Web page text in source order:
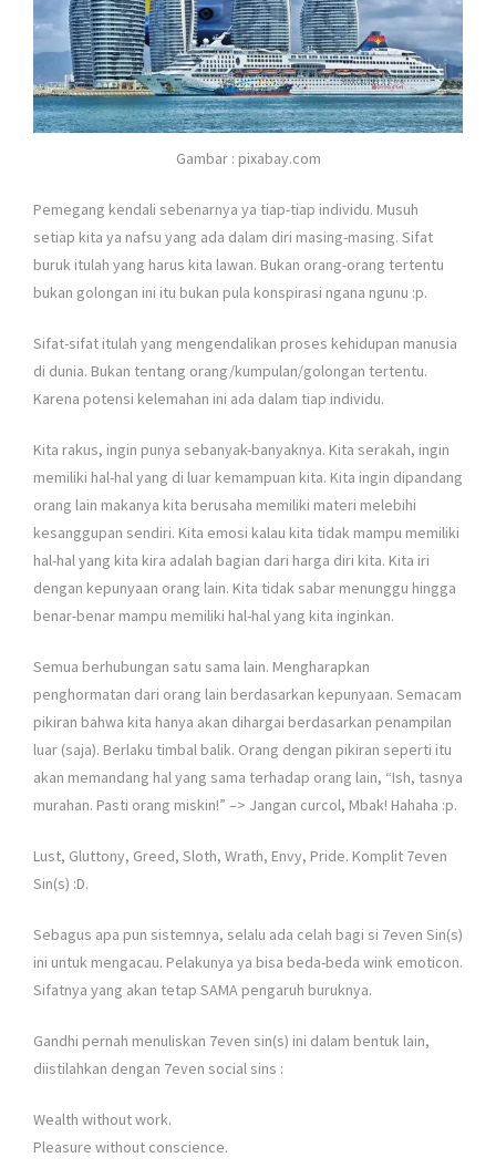
Gambar : pixabay.com
Pemegang kendali sebenarnya ya tiap-tiap individu. Musuh
setiap kita ya nafsu yang ada dalam diri masing-masing. Sifat
buruk itulah yang harus kita lawan. Bukan orang-orang tertentu
bukan golongan ini itu bukan pula konspirasi ngana ngunu :p.
Sifat-sifat itulah yang mengendalikan proses kehidupan manusia
di dunia. Bukan tentang orang/kumpulan/golongan tertentu.
Karena potensi kelemahan ini ada dalam tiap individu.
Kita rakus, ingin punya sebanyak-banyaknya. Kita serakah, ingin
memiliki hal-hal yang di luar kemampuan kita. Kita ingin dipandang
orang lain makanya kita berusaha memiliki materi melebihi
kesanggupan sendiri. Kita emosi kalau kita tidak mampu memiliki
hal-hal yang kita kira adalah bagian dari harga diri kita. Kita iri
dengan kepunyaan orang lain. Kita tidak sabar menunggu hingga
benar-benar mampu memiliki hal-hal yang kita inginkan.
Semua berhubungan satu sama lain. Mengharapkan
penghormatan dari orang lain berdasarkan kepunyaan. Semacam
pikiran bahwa kita hanya akan dihargai berdasarkan penampilan
luar (saja). Berlaku timbal balik. Orang dengan pikiran seperti itu
akan memandang hal yang sama terhadap orang lain, “Ish, tasnya
murahan. Pasti orang miskin!” –> Jangan curcol, Mbak! Hahaha :p.
Lust, Gluttony, Greed, Sloth, Wrath, Envy, Pride. Komplit 7even
Sin(s) :D.
Sebagus apa pun sistemnya, selalu ada celah bagi si 7even Sin(s)
ini untuk mengacau. Pelakunya ya bisa beda-beda wink emoticon.
Sifatnya yang akan tetap SAMA pengaruh buruknya.
Gandhi pernah menuliskan 7even sin(s) ini dalam bentuk lain,
diistilahkan dengan 7even social sins :
Wealth without work.
Pleasure without conscience.